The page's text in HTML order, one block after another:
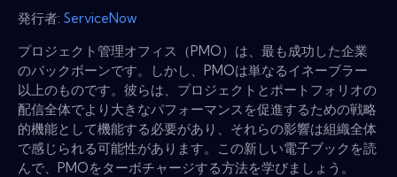
発行者: ServiceNow
プロジェクト管理オフィス（PMO）は、最も成功した企業
のバックボーンです。しかし、PMOは単なるイネーブラー
以上のものです。彼らは、プロジェクトとポートフォリオの
配信全体でより大きなパフォーマンスを促進するための戦略
的機能として機能する必要があり、それらの影響は組織全体
で感じられる可能性があります。この新しい電子ブックを読
んで、PMOをターボチャージする方法を学びましょう。